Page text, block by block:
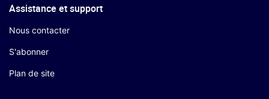
Assistance et support
Nous contacter
S'abonner
Plan de site